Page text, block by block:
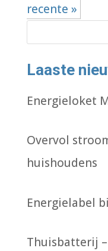
recente »
Laaste
Energieloket
Overvol
huishoudens
Energielabel
Thuisbatterij